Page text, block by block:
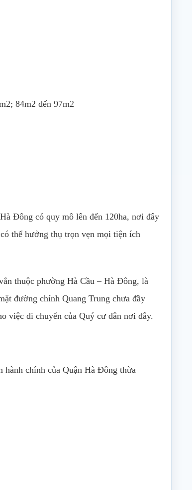
84m2 đến 97m2
Đông có quy mô lên đến 120ha, nơi đây
thể hưởng thụ trọn vẹn mọi tiện ích
thuộc phường Hà Cầu – Hà Đông, là
đường chính Quang Trung chưa đầy
việc di chuyển của Quý cư dân nơi đây.
chính của Quận Hà Đông thừa